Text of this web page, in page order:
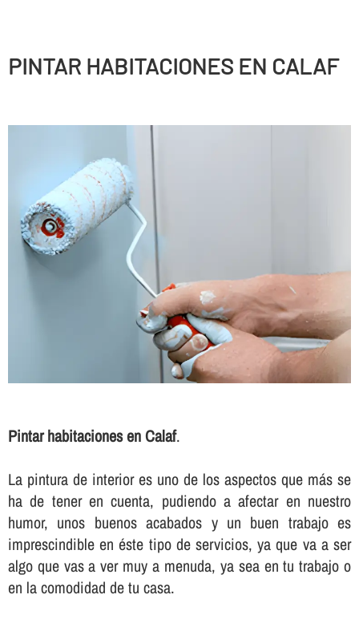
PINTAR HABITACIONES EN CALAF
Pintar habitaciones en Calaf.
La pintura de interior es uno de los aspectos que más se
ha de tener en cuenta, pudiendo a afectar en nuestro
humor, unos buenos acabados y un buen trabajo es
imprescindible en éste tipo de servicios, ya que va a ser
algo que vas a ver muy a menuda, ya sea en tu trabajo o
en la comodidad de tu casa.